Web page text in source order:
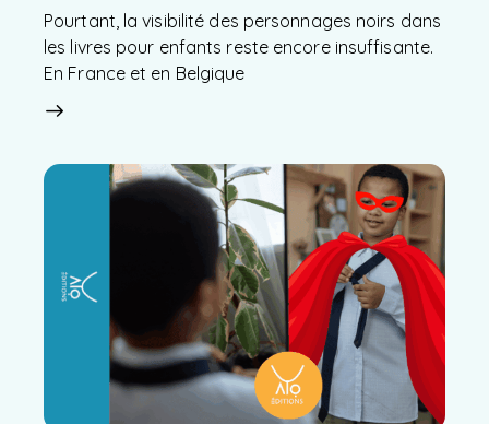
Pourtant, la visibilité des personnages noirs dans
les livres pour enfants reste encore insuffisante.
En France et en Belgique